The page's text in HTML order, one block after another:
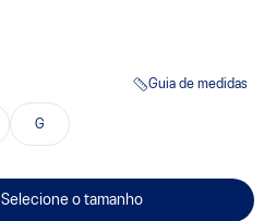
Guia de medidas
G
Selecione o tamanho